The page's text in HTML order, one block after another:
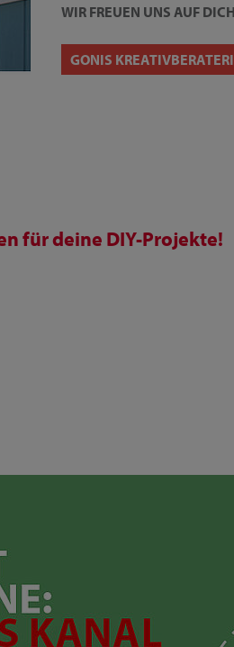
WIR FREUEN UNS AUF
GONIS
für deine DIY-Projekte!